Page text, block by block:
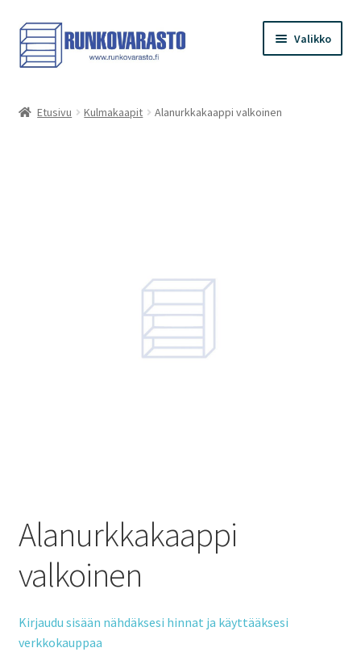
Siirry
navigointiin
Siirry
sisältöön
Valikko
Etusivu Kulmakaapit Alanurkkakaappi valkoinen
Alanurkkakaappi
valkoinen
Kirjaudu sisään nähdäksesi hinnat ja käyttääksesi
verkkokauppaa